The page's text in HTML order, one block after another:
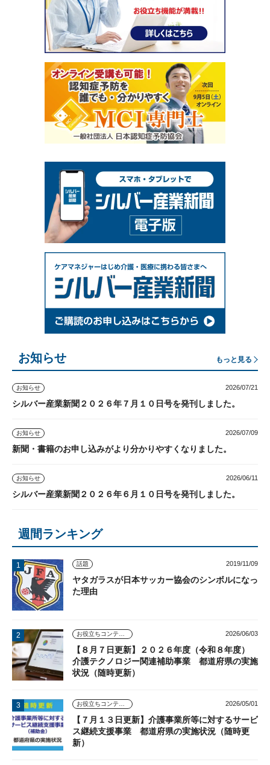
お知らせ もっと見る
お知らせ 2026/07/21
シルバー産業新聞２０２６年７月１０日号を発刊しました。
お知らせ 2026/07/09
新聞・書籍のお申し込みがより分かりやすくなりました。
お知らせ 2026/06/11
シルバー産業新聞２０２６年６月１０日号を発刊しました。
週間ランキング
話題 2019/11/09
ヤタガラスが日本サッカー協会のシンボルになっ
た理由
お役立ちコンテンツ 2026/06/03
【８月７日更新】２０２６年度（令和８年度）
介護テクノロジー関連補助事業 都道府県の実施
状況（随時更新）
お役立ちコンテンツ 2026/05/01
【７月１３日更新】介護事業所等に対するサービ
ス継続支援事業 都道府県の実施状況（随時更
新）